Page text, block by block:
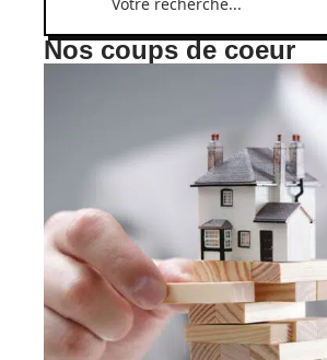
Nos coups de coeur